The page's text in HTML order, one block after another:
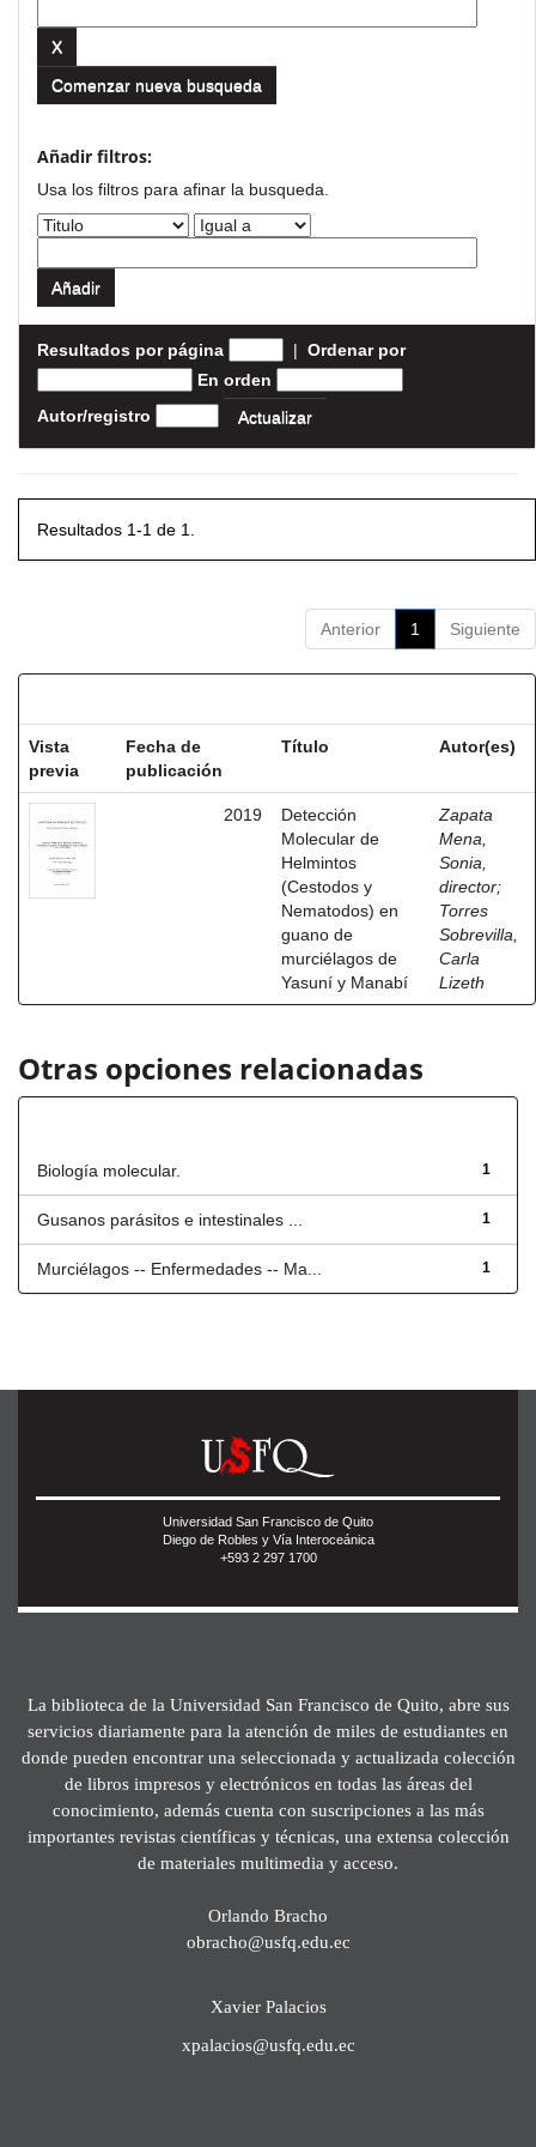
Comenzar nueva busqueda
Añadir filtros:
Usa los filtros para afinar la busqueda.
Resultados por página | Ordenar por
En orden
Autor/registro
Resultados 1-1 de 1.
Anterior 1 Siguiente
Vista
previa
Fecha de
publicación
Título Autor(es)
2019
Detección
Molecular de
Helmintos
(Cestodos y
Nematodos) en
guano de
murciélagos de
Yasuní y Manabí
Zapata
Mena,
Sonia,
director;
Torres
Sobrevilla,
Carla
Lizeth
Otras opciones relacionadas
1
Biología molecular.
1
Gusanos parásitos e intestinales ...
1
Murciélagos -- Enfermedades -- Ma...
Universidad San Francisco de Quito
Diego de Robles y Vía Interoceánica
+593 2 297 1700
La biblioteca de la Universidad San Francisco de Quito, abre sus
servicios diariamente para la atención de miles de estudiantes en
donde pueden encontrar una seleccionada y actualizada colección
de libros impresos y electrónicos en todas las áreas del
conocimiento, además cuenta con suscripciones a las más
importantes revistas científicas y técnicas, una extensa colección
de materiales multimedia y acceso.
Orlando Bracho
obracho@usfq.edu.ec
Xavier Palacios
xpalacios@usfq.edu.ec